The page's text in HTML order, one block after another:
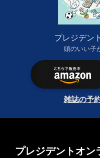
プレジデン
頭のいい子
雑誌の予
プレジデントオン